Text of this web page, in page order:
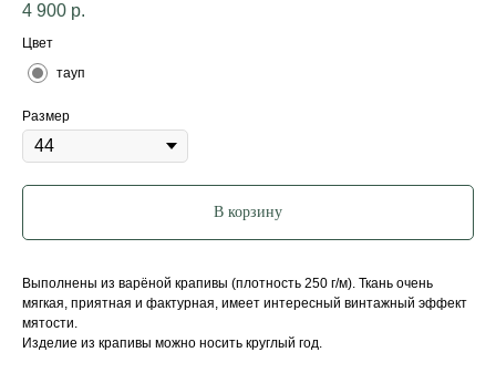
4 900 р.
Цвет
тауп
Размер
В корзину
Выполнены из варёной крапивы (плотность 250 г/м). Ткань очень
мягкая, приятная и фактурная, имеет интересный винтажный эффект
мятости.
Изделие из крапивы можно носить круглый год.